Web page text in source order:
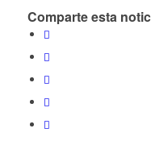
Comparte esta